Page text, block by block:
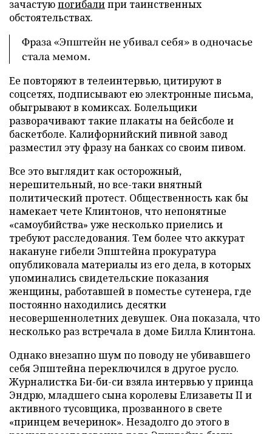
зачастуюпогибалипри таинственных
обстоятельствах.
Фраза «Эпштейн не убивал себя» в одночасье
стала мемом.
Ее повторяют в телеинтервью, цитируют в
соцсетях, подписывают ею электронные письма,
обыгрывают в комиксах. Болельщики
разворачивают такие плакаты на бейсболе и
баскетболе. Калифорнийский пивной завод
разместил эту фразу на банках со своим пивом.
Все это выглядит как осторожный,
нерешительный, но все-таки внятный
политический протест. Общественность как бы
намекает чете Клинтонов, что непонятные
«самоубийства» уже несколько приелись и
требуют расследования. Тем более что аккурат
накануне гибели Эпштейна прокуратура
опубликовала материалы из его дела, в которых
упоминались свидетельские показания
женщины, работавшей в поместье сутенера, где
постоянно находились десятки
несовершеннолетних девушек. Она показала, что
несколько раз встречала в доме Билла Клинтона.
Однако внезапно шум по поводу не убивавшего
себя Эпштейна переключился в другое русло.
Журналистка Би-би-си взяла интервью у принца
Эндрю, младшего сына королевы Елизаветы II и
активного тусовщика, прозванного в свете
«принцем вечеринок». Незадолго до этого в